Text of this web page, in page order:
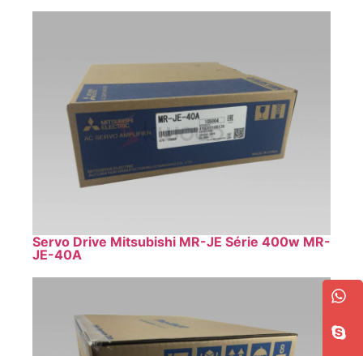
Servo Drive Mitsubishi MR-JE Série 400w MR-
JE-40A